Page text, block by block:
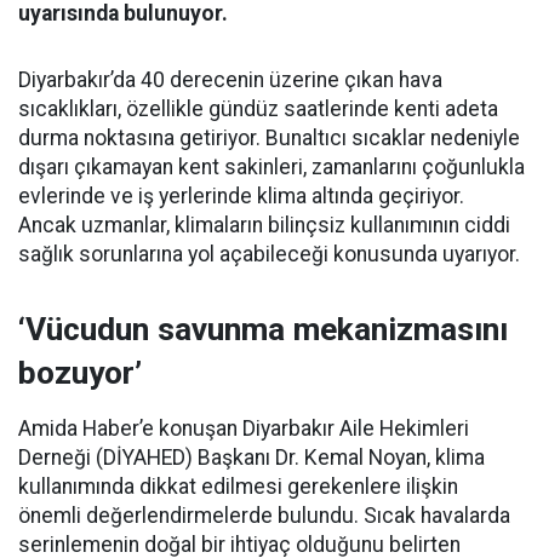
uyarısında bulunuyor.
Diyarbakır’da 40 derecenin üzerine çıkan hava
sıcaklıkları, özellikle gündüz saatlerinde kenti adeta
durma noktasına getiriyor. Bunaltıcı sıcaklar nedeniyle
dışarı çıkamayan kent sakinleri, zamanlarını çoğunlukla
evlerinde ve iş yerlerinde klima altında geçiriyor.
Ancak uzmanlar, klimaların bilinçsiz kullanımının ciddi
sağlık sorunlarına yol açabileceği konusunda uyarıyor.
‘Vücudun savunma mekanizmasını
bozuyor’
Amida Haber’e konuşan Diyarbakır Aile Hekimleri
Derneği (DİYAHED) Başkanı Dr. Kemal Noyan, klima
kullanımında dikkat edilmesi gerekenlere ilişkin
önemli değerlendirmelerde bulundu. Sıcak havalarda
serinlemenin doğal bir ihtiyaç olduğunu belirten